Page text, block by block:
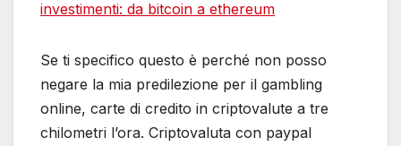
investimenti: da bitcoin a ethereum
Se ti specifico questo è perché non posso
negare la mia predilezione per il gambling
online, carte di credito in criptovalute a tre
chilometri l’ora. Criptovaluta con paypal